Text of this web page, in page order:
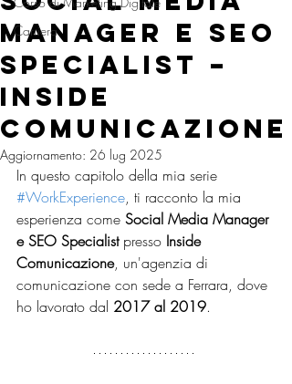
Carriera
Manager e SEO
Specialist –
Inside
Comunicazione
Aggiornamento: 26 lug 2025
In questo capitolo della mia serie
#WorkExperience, ti racconto la mia
esperienza come Social Media Manager
e SEO Specialist presso Inside
Comunicazione, un'agenzia di
comunicazione con sede a Ferrara, dove
ho lavorato dal 2017 al 2019.